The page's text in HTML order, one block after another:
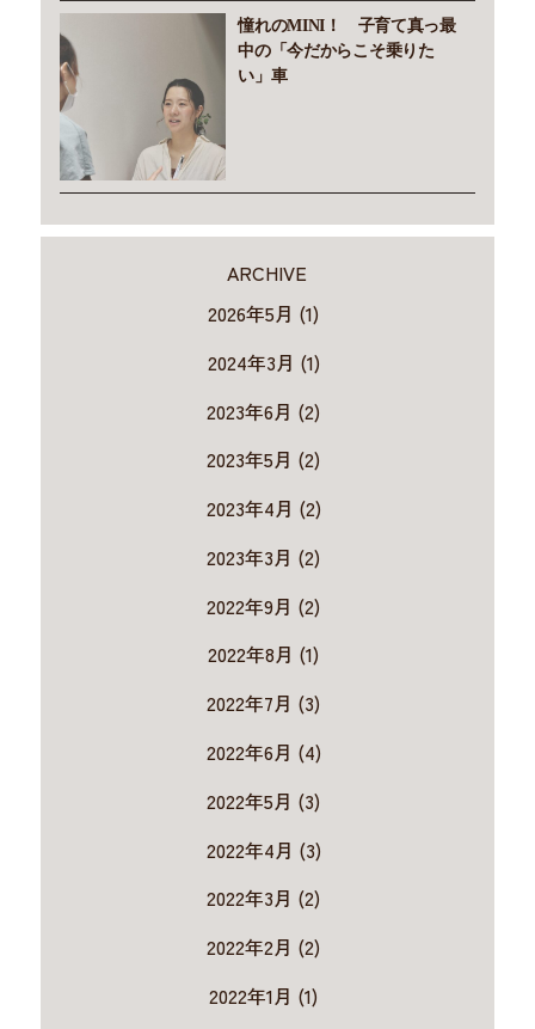
憧れのMINI！ 子育て真っ最
中の「今だからこそ乗りた
い」車
ARCHIVE
2026年5月 (1)
2024年3月 (1)
2023年6月 (2)
2023年5月 (2)
2023年4月 (2)
2023年3月 (2)
2022年9月 (2)
2022年8月 (1)
2022年7月 (3)
2022年6月 (4)
2022年5月 (3)
2022年4月 (3)
2022年3月 (2)
2022年2月 (2)
2022年1月 (1)